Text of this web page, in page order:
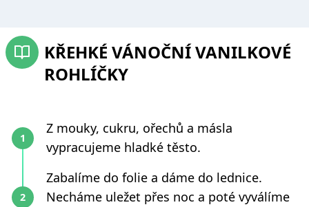
KŘEHKÉ VÁNOČNÍ VANILKOVÉ
ROHLÍČKY
Z mouky, cukru, ořechů a másla
vypracujeme hladké těsto.
Zabalíme do folie a dáme do lednice.
Necháme uležet přes noc a poté vyválíme